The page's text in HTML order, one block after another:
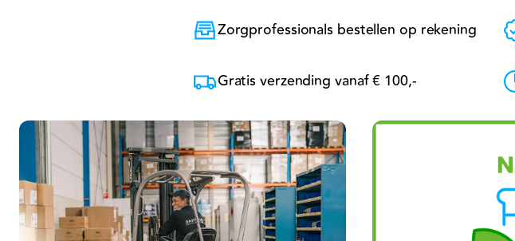
Zorgprofessionals bestellen op rekening
Gratis verzending vanaf € 100,-